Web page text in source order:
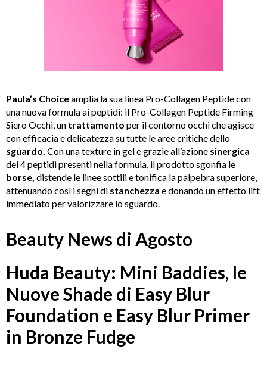
Paula’s Choiceamplia la sua linea Pro-Collagen Peptide con
una nuova formula ai peptidi: il Pro-Collagen Peptide Firming
Siero Occhi, un trattamento per il contorno occhi che agisce
con efficacia e delicatezza su tutte le aree critiche dello
sguardo. Con una texture in gel e grazie all’azione sinergica
dei 4 peptidi presenti nella formula, il prodotto sgonfia le
borse, distende le linee sottili e tonifica la palpebra superiore,
attenuando così i segni di stanchezza e donando un effetto lift
immediato per valorizzare lo sguardo.
Beauty News di Agosto
Huda Beauty: Mini Baddies, le
Nuove Shade di Easy Blur
Foundation e Easy Blur Primer
in Bronze Fudge